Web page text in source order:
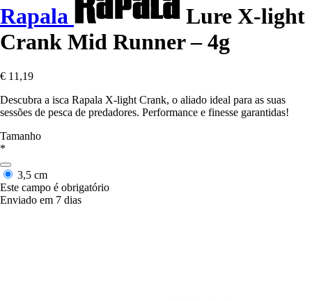
Rapala
Lure X-light
Crank Mid Runner – 4g
€ 11,19
Descubra a isca Rapala X-light Crank, o aliado ideal para as suas
sessões de pesca de predadores. Performance e finesse garantidas!
Tamanho
*
3,5 cm
Este campo é obrigatório
Enviado em 7 dias